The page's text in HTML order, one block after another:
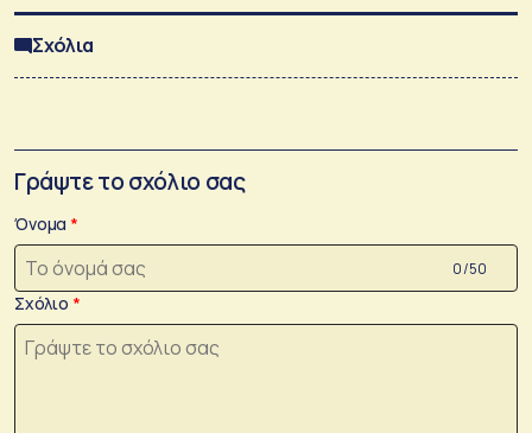
Σχόλια
Γράψτε το σχόλιο σας
Όνομα
0 /50
Σχόλιο